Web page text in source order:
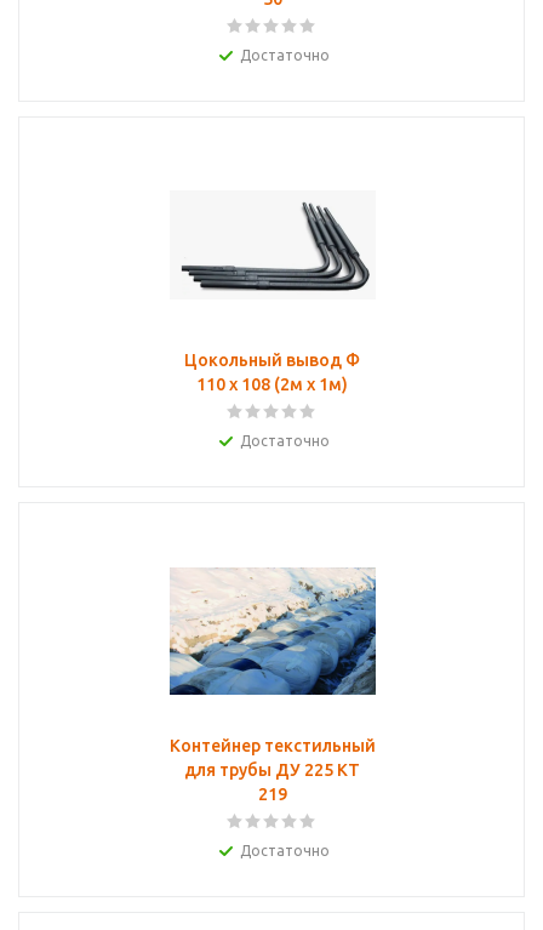
Достаточно
Цокольный вывод Ф
110 х 108 (2м х 1м)
Достаточно
Контейнер текстильный
для трубы ДУ 225 КТ
219
Достаточно